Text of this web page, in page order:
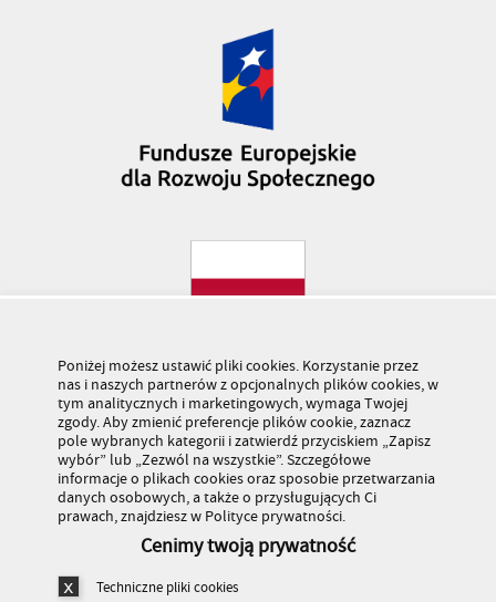
Poniżej możesz ustawić pliki cookies. Korzystanie przez
nas i naszych partnerów z opcjonalnych plików cookies, w
tym analitycznych i marketingowych, wymaga Twojej
zgody. Aby zmienić preferencje plików cookie, zaznacz
pole wybranych kategorii i zatwierdź przyciskiem „Zapisz
wybór” lub „Zezwól na wszystkie”. Szczegółowe
informacje o plikach cookies oraz sposobie przetwarzania
danych osobowych, a także o przysługujących Ci
prawach, znajdziesz w Polityce prywatności.
Cenimy twoją prywatność
Techniczne pliki cookies